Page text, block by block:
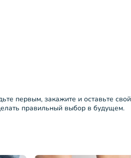
первым, закажите и оставьте свой
правильный выбор в будущем.